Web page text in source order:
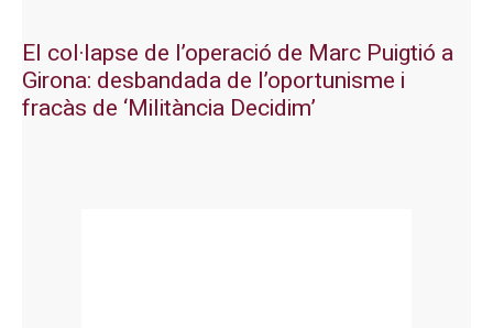
El col·lapse de l’operació de Marc Puigtió a
Girona: desbandada de l’oportunisme i
fracàs de ‘Militància Decidim’